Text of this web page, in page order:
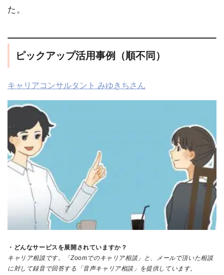
た。
ピックアップ活用事例（順不同）
キャリアコンサルタント みゆきちさん
・どんなサービスを展開されていますか？
キャリア相談です。「Zoomでのキャリア相談」と、メールで頂いた相談
に対して録音で回答する「音声キャリア相談」を提供しています。